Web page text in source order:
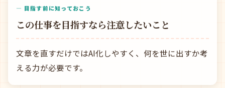
— 目指す前に知っておこう
この仕事を目指すなら注意したいこと
文章を直すだけではAI化しやすく、何を世に出すか考
える力が必要です。